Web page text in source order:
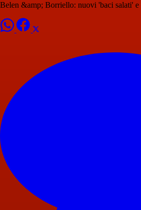
Belen &amp; Borriello: nuovi 'baci salati' e